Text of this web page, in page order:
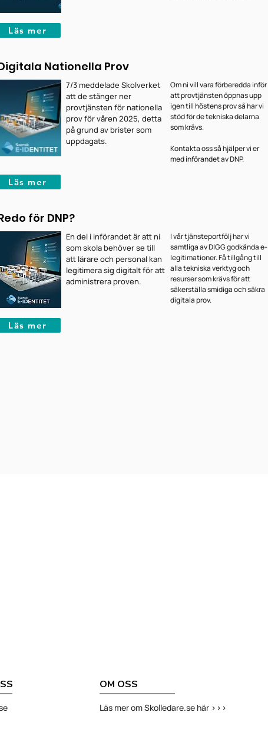
Läs mer
Nationella Prov
7/3 meddelade Skolverket
att de stänger ner
provtjänsten för nationella
prov för våren 2025, detta
på grund av brister som
uppdagats.
Om ni vill vara förberedda inför
att provtjänsten öppnas upp
igen till höstens prov så har vi
stöd för de tekniska delarna
som krävs.
Kontakta oss så hjälper vi er
med införandet av DNP.
Läs mer
för DNP?
En del i införandet är att ni
som skola behöver se till
att lärare och personal kan
legitimera sig digitalt för att
administrera proven.
I vår tjänsteportfölj har vi
samtliga av DIGG godkända e-
legitimationer. Få tillgång till
alla tekniska verktyg och
resurser som krävs för att
säkerställa smidiga och säkra
digitala prov.
Läs mer
OM OSS
Läs mer om Skolledare.se här >>>